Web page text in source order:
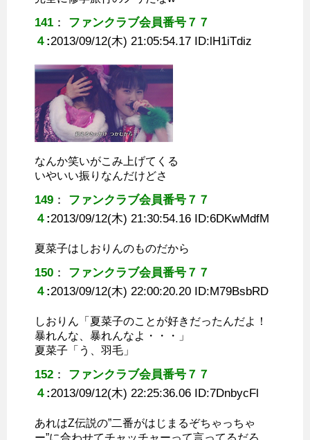
141 ： ファンクラブ会員番号７７
４ :2013/09/12(木) 21:05:54.17 ID:lH1iTdiz
なんか笑いがこみ上げてくる
いやいい振りなんだけどさ
149 ： ファンクラブ会員番号７７
４ :2013/09/12(木) 21:30:54.16 ID:6DKwMdfM
夏菜子はしおりんのものだから
150 ： ファンクラブ会員番号７７
４ :2013/09/12(木) 22:00:20.20 ID:M79BsbRD
しおりん「夏菜子のことが好きだったんだよ！
暴れんな、暴れんなよ・・・」
夏菜子「う、羽毛」
152 ： ファンクラブ会員番号７７
４ :2013/09/12(木) 22:25:36.06 ID:7DnbycFl
あれはZ伝説の”二番がはじまるぞちゃっちゃ
ー”に合わせてチャッチャーって言ってるだろ